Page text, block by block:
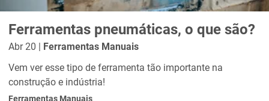
Ferramentas pneumáticas, o que são?
Abr 20 | Ferramentas Manuais
Vem ver esse tipo de ferramenta tão importante na
construção e indústria!
Ferramentas Manuais